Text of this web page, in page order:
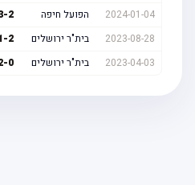
2024-01-04
הפועל חיפה 3
2023-08-28
בית"ר ירושלים 1
2023-04-03
בית"ר ירושלים 2